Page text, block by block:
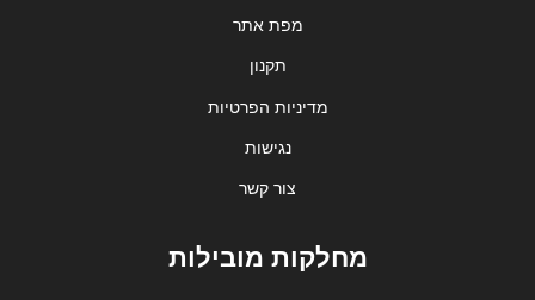
מפת אתר
תקנון
מדיניות הפרטיות
נגישות
צור קשר
מחלקות מובילות